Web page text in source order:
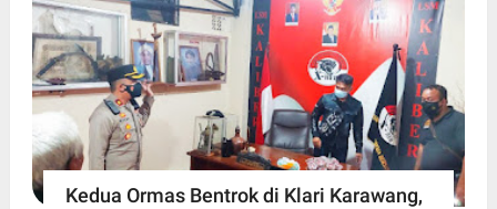
Kedua Ormas Bentrok di Klari Karawang,